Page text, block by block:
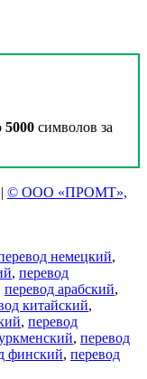
5000 символов за
| © ООО «ПРОМТ»,
немецкий,
, перевод
перевод арабский,
китайский,
, перевод
, перевод
финский, перевод